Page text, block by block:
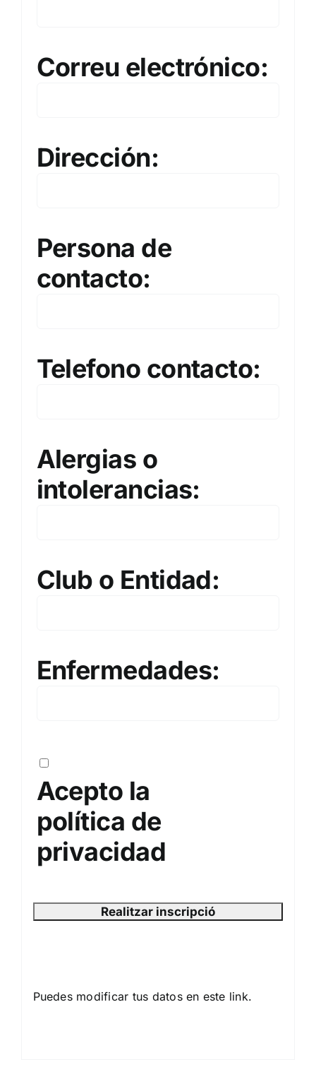
Correu electrónico:
Dirección:
Persona de
contacto:
Telefono contacto:
Alergias o
intolerancias:
Club o Entidad:
Enfermedades:
Acepto la
política de
privacidad
Puedes modificar tus datos en este link.